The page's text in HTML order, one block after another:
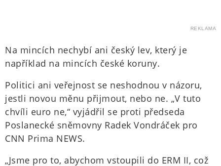
REKLAMA
Na mincích nechybí ani český lev, který je
například na mincích české koruny.
Politici ani veřejnost se neshodnou v názoru,
jestli novou měnu přijmout, nebo ne. „V tuto
chvíli euro ne,“ vyjádřil se proti předseda
Poslanecké sněmovny Radek Vondráček pro
CNN Prima NEWS.
„Jsme pro to, abychom vstoupili do ERM II, což